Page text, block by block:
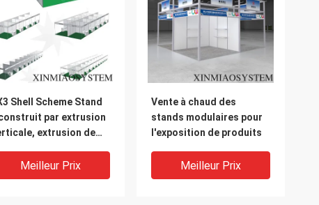
Shell Scheme Stand
par extrusion
extrusion de
de tension)
Meilleur Prix
Vente à chaud des
stands modulaires pour
l'exposition de produits
Meilleur Prix